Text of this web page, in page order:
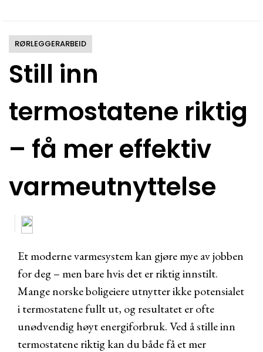
Still inn
termostatene riktig
– få mer effektiv
varmeutnyttelse
RØRLEGGERARBEID
Et moderne varmesystem kan gjøre mye av jobben
for deg – men bare hvis det er riktig innstilt.
Mange norske boligeiere utnytter ikke potensialet
i termostatene fullt ut, og resultatet er ofte
unødvendig høyt energiforbruk. Ved å stille inn
termostatene riktig kan du både få et mer